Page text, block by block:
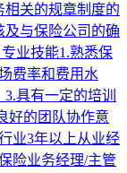
相关的规章制度的
及与保险公司的确
业技能1.熟悉保
费率和费用水
具有一定的培训
好的团队协作意
业3年以上从业经
险业务经理/主管